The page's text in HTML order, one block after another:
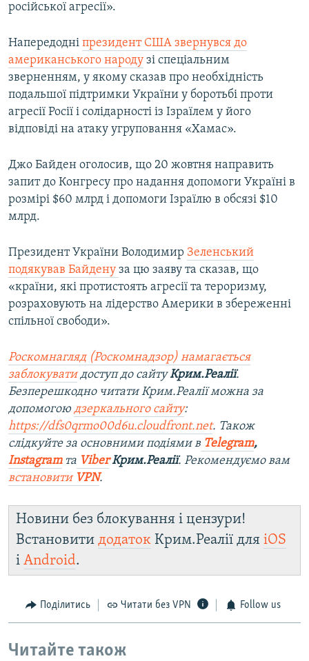
російської агресії».
Напередодні президент США звернувся до
американського народу зі спеціальним
зверненням, у якому сказав про необхідність
подальшої підтримки України у боротьбі проти
агресії Росії і солідарності із Ізраїлем у його
відповіді на атаку угруповання «Хамас».
Джо Байден оголосив, що 20 жовтня направить
запит до Конгресу про надання допомоги Україні в
розмірі $60 млрд і допомоги Ізраїлю в обсязі $10
млрд.
Президент України Володимир Зеленський
подякував Байдену за цю заяву та сказав, що
«країни, які протистоять агресії та тероризму,
розраховують на лідерство Америки в збереженні
спільної свободи».
Роскомнагляд (Роскомнадзор) намагається
заблокуватидоступ до сайтуКрим.Реалії.
Безперешкодно читати Крим.Реалії можна за
допомогою дзеркального сайту:
https://dfs0qrmo00d6u.cloudfront.net. Також
слідкуйте за основними подіями в Telegram,
Instagramта ViberКрим.Реалії. Рекомендуємо вам
встановити VPN.
Новини без блокування і цензури!
Встановити додаток Крим.Реалії для iOS
і Android.
Поділитись Читати без VPN Follow us
Читайте також